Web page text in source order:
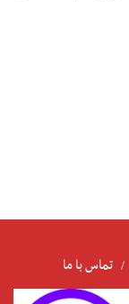
تماس با ما